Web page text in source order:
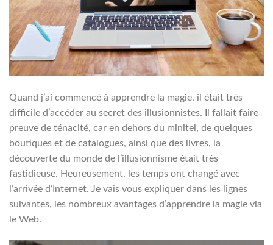
Quand j’ai commencé à apprendre la magie, il était très
difficile d’accéder au secret des illusionnistes. Il fallait faire
preuve de ténacité, car en dehors du minitel, de quelques
boutiques et de catalogues, ainsi que des livres, la
découverte du monde de l’illusionnisme était très
fastidieuse. Heureusement, les temps ont changé avec
l’arrivée d’Internet. Je vais vous expliquer dans les lignes
suivantes, les nombreux avantages d’apprendre la magie via
le Web.